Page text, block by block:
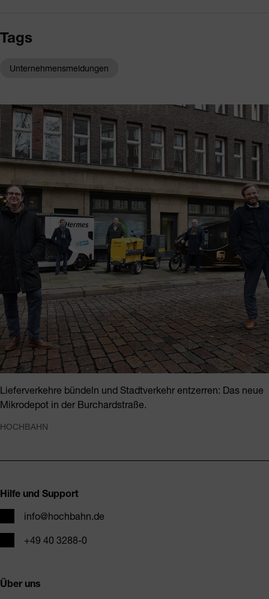
Tags
Unternehmensmeldungen
Lieferverkehre bündeln und Stadtverkehr entzerren: Das neue
Mikrodepot in der Burchardstraße.
HOCHBAHN
Hilfe und Support
E-Mailinfo@hochbahn.de
Telefon+49 40 3288-0
Über uns